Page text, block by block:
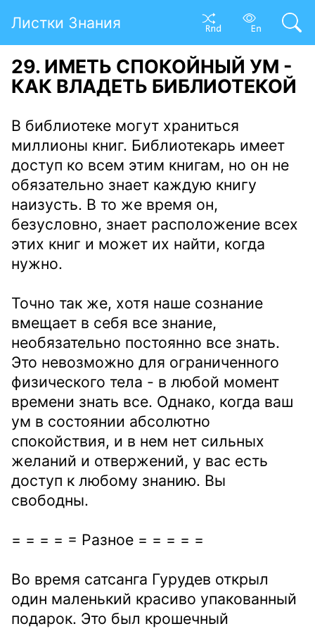
Листки Знания
29. ИМЕТЬ СПОКОЙНЫЙ УМ -
КАК ВЛАДЕТЬ БИБЛИОТЕКОЙ
В библиотеке могут храниться
миллионы книг. Библиотекарь имеет
доступ ко всем этим книгам, но он не
обязательно знает каждую книгу
наизусть. В то же время он,
безусловно, знает расположение всех
этих книг и может их найти, когда
нужно.
Точно так же, хотя наше сознание
вмещает в себя все знание,
необязательно постоянно все знать.
Это невозможно для ограниченного
физического тела - в любой момент
времени знать все. Однако, когда ваш
ум в состоянии абсолютно
спокойствия, и в нем нет сильных
желаний и отвержений, у вас есть
доступ к любому знанию. Вы
свободны.
= = = = = Разное = = = = =
Во время сатсанга Гурудев открыл
один маленький красиво упакованный
подарок. Это был крошечный